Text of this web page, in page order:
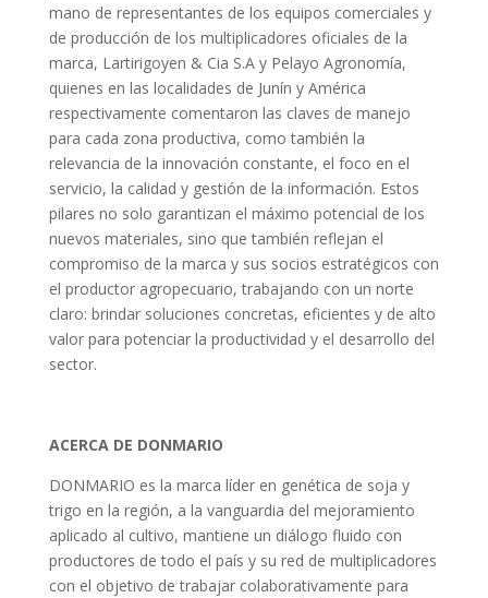
mano de representantes de los equipos comerciales y
de producción de los multiplicadores oficiales de la
marca, Lartirigoyen & Cia S.A y Pelayo Agronomía,
quienes en las localidades de Junín y América
respectivamente comentaron las claves de manejo
para cada zona productiva, como también la
relevancia de la innovación constante, el foco en el
servicio, la calidad y gestión de la información. Estos
pilares no solo garantizan el máximo potencial de los
nuevos materiales, sino que también reflejan el
compromiso de la marca y sus socios estratégicos con
el productor agropecuario, trabajando con un norte
claro: brindar soluciones concretas, eficientes y de alto
valor para potenciar la productividad y el desarrollo del
sector.
ACERCA DE DONMARIO
DONMARIO es la marca líder en genética de soja y
trigo en la región, a la vanguardia del mejoramiento
aplicado al cultivo, mantiene un diálogo fluido con
productores de todo el país y su red de multiplicadores
con el objetivo de trabajar colaborativamente para